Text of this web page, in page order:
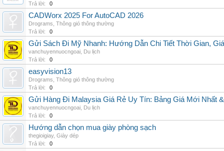
Trả lời:
0
CADWorx 2025 For AutoCAD 2026
Drograms Thông gió thông thường
Trả lời:
0
Gửi Sách Đi Mỹ Nhanh: Hướng Dẫn Chi Tiết Thời Gian,
vanchuyennuocngoai Du lịch
Trả lời:
0
easyvision13
Drograms Thông gió thông thường
Trả lời:
0
Gửi Hàng Đi Malaysia Giá Rẻ Uy Tín: Bảng Giá Mới Nhất
vanchuyennuocngoai Du lịch
Trả lời:
0
Hướng dẫn chọn mua giày phòng sạch
thegioigiay, Giày dép
Trả lời:
0